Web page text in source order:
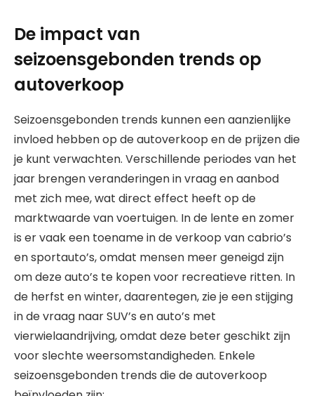
De impact van
seizoensgebonden trends op
autoverkoop
Seizoensgebonden trends kunnen een aanzienlijke
invloed hebben op de autoverkoop en de prijzen die
je kunt verwachten. Verschillende periodes van het
jaar brengen veranderingen in vraag en aanbod
met zich mee, wat direct effect heeft op de
marktwaarde van voertuigen. In de lente en zomer
is er vaak een toename in de verkoop van cabrio’s
en sportauto’s, omdat mensen meer geneigd zijn
om deze auto’s te kopen voor recreatieve ritten. In
de herfst en winter, daarentegen, zie je een stijging
in de vraag naar SUV’s en auto’s met
vierwielaandrijving, omdat deze beter geschikt zijn
voor slechte weersomstandigheden. Enkele
seizoensgebonden trends die de autoverkoop